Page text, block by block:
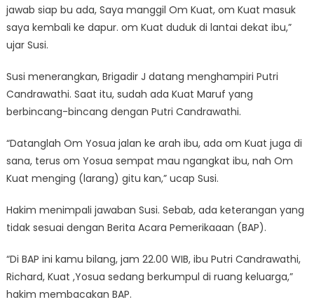
jawab siap bu ada, Saya manggil Om Kuat, om Kuat masuk
saya kembali ke dapur. om Kuat duduk di lantai dekat ibu,”
ujar Susi.
Susi menerangkan, Brigadir J datang menghampiri Putri
Candrawathi. Saat itu, sudah ada Kuat Maruf yang
berbincang-bincang dengan Putri Candrawathi.
“Datanglah Om Yosua jalan ke arah ibu, ada om Kuat juga di
sana, terus om Yosua sempat mau ngangkat ibu, nah Om
Kuat menging (larang) gitu kan,” ucap Susi.
Hakim menimpali jawaban Susi. Sebab, ada keterangan yang
tidak sesuai dengan Berita Acara Pemerikaaan (BAP).
“Di BAP ini kamu bilang, jam 22.00 WIB, ibu Putri Candrawathi,
Richard, Kuat ,Yosua sedang berkumpul di ruang keluarga,”
hakim membacakan BAP.